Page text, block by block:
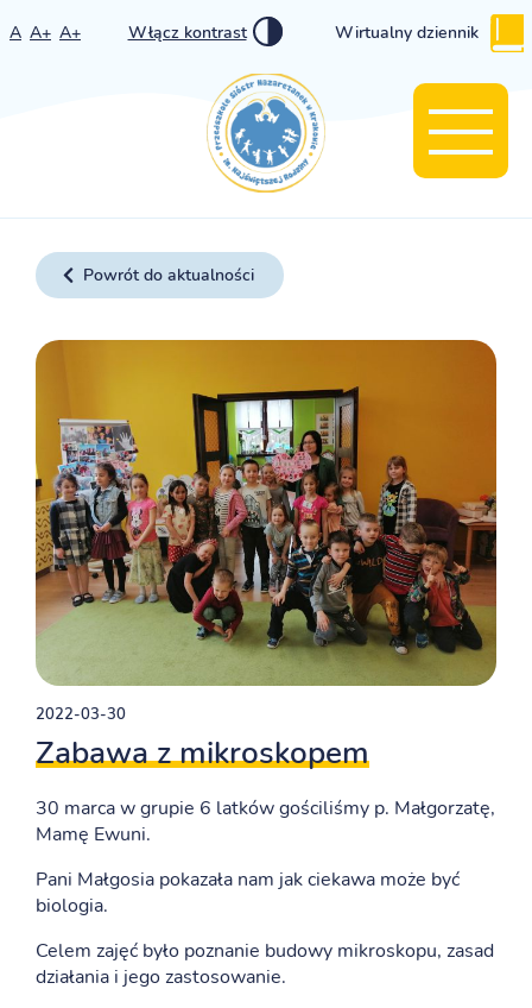
A A+ A+ Włącz kontrast Wirtualny dziennik
Powrót do aktualności
2022-03-30
Zabawa z mikroskopem
30 marca w grupie 6 latków gościliśmy p. Małgorzatę,
Mamę Ewuni.
Pani Małgosia pokazała nam jak ciekawa może być
biologia.
Celem zajęć było poznanie budowy mikroskopu, zasad
działania i jego zastosowanie.